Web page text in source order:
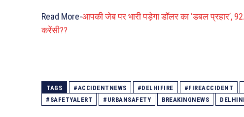
Read More-आपकी जेब पर भारी पड़ेगा डॉलर का ‘डबल प्रहार’,
करेंसी??
TAGS #ACCIDENTNEWS #DELHIFIRE #FIREACCIDENT
#SAFETYALERT
#URBANSAFETY BREAKINGNEWS